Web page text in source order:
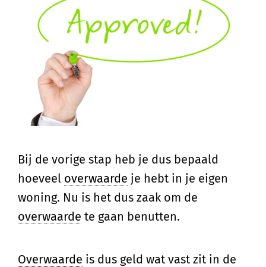
Bij de vorige stap heb je dus bepaald
hoeveel overwaarde je hebt in je eigen
woning. Nu is het dus zaak om de
overwaarde te gaan benutten.
Overwaarde is dus geld wat vast zit in de